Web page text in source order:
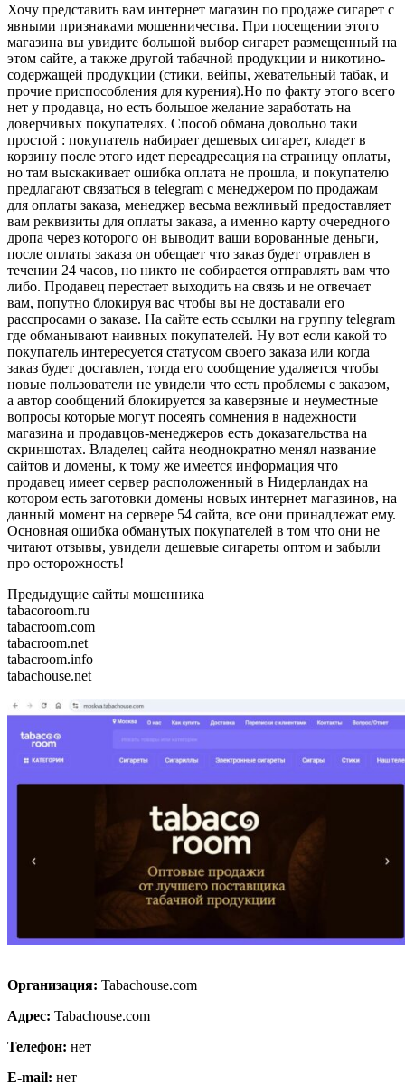
Хочу представить вам интернет магазин по продаже сигарет с
явными признаками мошенничества. При посещении этого
магазина вы увидите большой выбор сигарет размещенный на
этом сайте, а также другой табачной продукции и никотино-
содержащей продукции (стики, вейпы, жевательный табак, и
прочие приспособления для курения).Но по факту этого всего
нет у продавца, но есть большое желание заработать на
доверчивых покупателях. Способ обмана довольно таки
простой : покупатель набирает дешевых сигарет, кладет в
корзину после этого идет переадресация на страницу оплаты,
но там выскакивает ошибка оплата не прошла, и покупателю
предлагают связаться в telegram с менеджером по продажам
для оплаты заказа, менеджер весьма вежливый предоставляет
вам реквизиты для оплаты заказа, а именно карту очередного
дропа через которого он выводит ваши ворованные деньги,
после оплаты заказа он обещает что заказ будет отравлен в
течении 24 часов, но никто не собирается отправлять вам что
либо. Продавец перестает выходить на связь и не отвечает
вам, попутно блокируя вас чтобы вы не доставали его
расспросами о заказе. На сайте есть ссылки на группу telegram
где обманывают наивных покупателей. Ну вот если какой то
покупатель интересуется статусом своего заказа или когда
заказ будет доставлен, тогда его сообщение удаляется чтобы
новые пользователи не увидели что есть проблемы с заказом,
а автор сообщений блокируется за каверзные и неуместные
вопросы которые могут посеять сомнения в надежности
магазина и продавцов-менеджеров есть доказательства на
скриншотах. Владелец сайта неоднократно менял название
сайтов и домены, к тому же имеется информация что
продавец имеет сервер расположенный в Нидерландах на
котором есть заготовки домены новых интернет магазинов, на
данный момент на сервере 54 сайта, все они принадлежат ему.
Основная ошибка обманутых покупателей в том что они не
читают отзывы, увидели дешевые сигареты оптом и забыли
про осторожность!
Предыдущие сайты мошенника
tabacoroom.ru
tabacroom.com
tabacroom.net
tabacroom.info
tabachouse.net
Организация: Tabachouse.com
Адрес: Tabachouse.com
Телефон: нет
E-mail: нет